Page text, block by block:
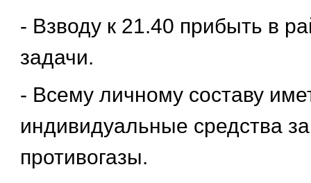
- Взводу к 21.40 прибыть в
задачи.
- Всему личному составу
индивидуальные средства
противогазы.